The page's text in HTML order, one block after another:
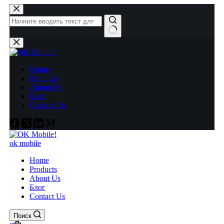
Перейти
к
сути
Ничего
не
Home
Products
About Us
Блог
Contact Us
ok mobile
Home
Products
About Us
Блог
Contact Us
Поиск